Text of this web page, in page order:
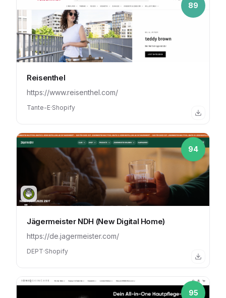
89
Reisenthel
https://www.reisenthel.com/
Tante-E·Shopify
94
Jägermeister NDH (New Digital Home)
https://de.jagermeister.com/
DEPT·Shopify
95